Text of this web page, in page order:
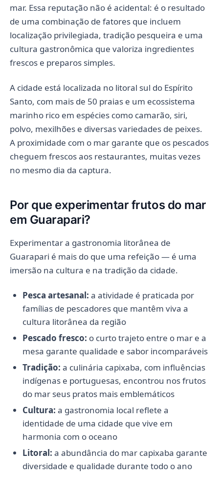
mar. Essa reputação não é acidental: é o resultado
de uma combinação de fatores que incluem
localização privilegiada, tradição pesqueira e uma
cultura gastronômica que valoriza ingredientes
frescos e preparos simples.
A cidade está localizada no litoral sul do Espírito
Santo, com mais de 50 praias e um ecossistema
marinho rico em espécies como camarão, siri,
polvo, mexilhões e diversas variedades de peixes.
A proximidade com o mar garante que os pescados
cheguem frescos aos restaurantes, muitas vezes
no mesmo dia da captura.
Por que experimentar frutos do mar
em Guarapari?
Experimentar a gastronomia litorânea de
Guarapari é mais do que uma refeição — é uma
imersão na cultura e na tradição da cidade.
Pesca artesanal: a atividade é praticada por
famílias de pescadores que mantêm viva a
cultura litorânea da região
Pescado fresco: o curto trajeto entre o mar e a
mesa garante qualidade e sabor incomparáveis
Tradição: a culinária capixaba, com influências
indígenas e portuguesas, encontrou nos frutos
do mar seus pratos mais emblemáticos
Cultura: a gastronomia local reflete a
identidade de uma cidade que vive em
harmonia com o oceano
Litoral: a abundância do mar capixaba garante
diversidade e qualidade durante todo o ano